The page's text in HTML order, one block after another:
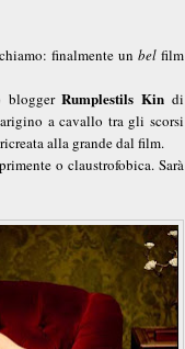
finalmente un belfilm
bloggerRumplestils Kindi
a cavallo tra gli scorsi
alla grande dal film.
o claustrofobica. Sarà